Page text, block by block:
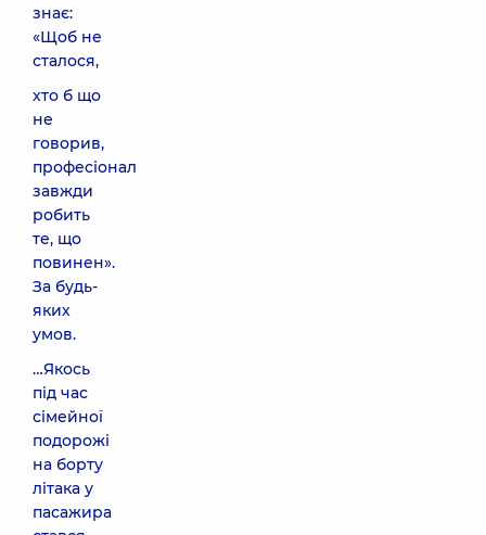
знає:
«Щоб не
сталося,
хто б що
не
говорив,
професіонал
завжди
робить
те, що
повинен».
За будь-
яких
умов.
…Якось
під час
сімейної
подорожі
на борту
літака у
пасажира